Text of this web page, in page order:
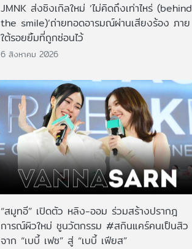
JMNK ส่งซิงเกิลใหม่ ‘ไม่คิดถึงเท่าไหร่ (behind
the smile)’ถ่ายทอดอารมณ์ผ่านเสียงร้อง ภาย
ใต้รอยยิ้มที่ถูกซ่อนไว้
6 สิงหาคม 2026
“สมูทอี” เปิดตัว หลิง-ออม ร่วมสร้างปรากฎ
การณ์ผิวใหม่ ชูนวัตกรรม #สกินแคร์คนเป็นสิว
จาก “เบบี้ เฟซ” สู่ “เบบี้ เฟียส”